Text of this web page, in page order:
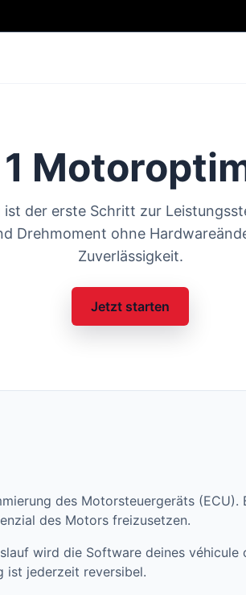
der erste Schritt zur
Drehmoment ohne
Zuverlässigkeit.
Jetzt starten
des Motorsteuergeräts
des Motors freizusetzen.
wird die Software deines
ist jederzeit reversibel.